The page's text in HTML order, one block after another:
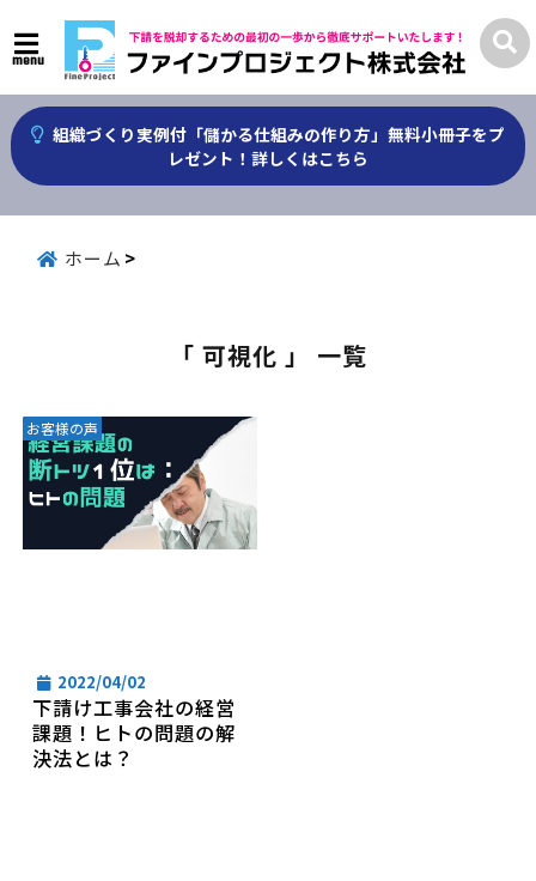
menu
組織づくり実例付「儲かる仕組みの作り方」無料小冊子をプ
レゼント！詳しくはこちら
ホーム
「 可視化 」 一覧
お客様の声
2022/04/02
下請け工事会社の経営
課題！ヒトの問題の解
決法とは？